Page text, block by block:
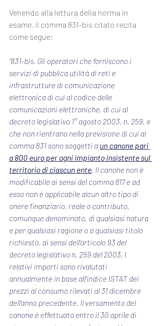
Venendo alla lettura della norma in
esame, il comma 831-bis citato recita
come segue:
“831-bis. Gli operatori che forniscono i
servizi di pubblica utilità di reti e
infrastrutture di comunicazione
elettronica di cui al codice delle
comunicazioni elettroniche, di cui al
decreto legislativo 1° agosto 2003, n. 259, e
che non rientrano nella previsione di cui al
comma 831 sono soggetti a un canone pari
a 800 euro per ogni impianto insistente sul
territorio di ciascun ente. Il canone non è
modificabile ai sensi del comma 817 e ad
esso non è applicabile alcun altro tipo di
onere finanziario, reale o contributo,
comunque denominato, di qualsiasi natura
e per qualsiasi ragione o a qualsiasi titolo
richiesto, ai sensi dell'articolo 93 del
decreto legislativo n. 259 del 2003. I
relativi importi sono rivalutati
annualmente in base all'indice ISTAT dei
prezzi al consumo rilevati al 31 dicembre
dell'anno precedente. Il versamento del
canone è effettuato entro il 30 aprile di